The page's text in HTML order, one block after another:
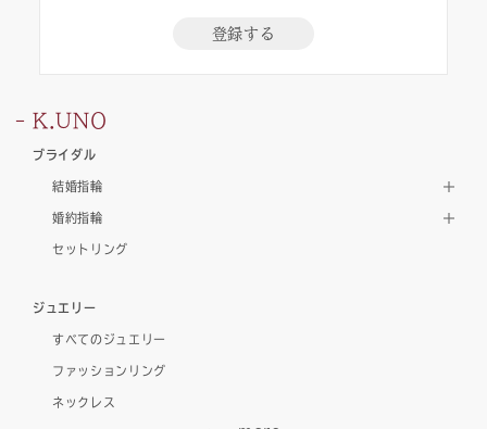
登録する
K.UNO
ブライダル
結婚指輪
婚約指輪
セットリング
ジュエリー
すべてのジュエリー
ファッションリング
ネックレス